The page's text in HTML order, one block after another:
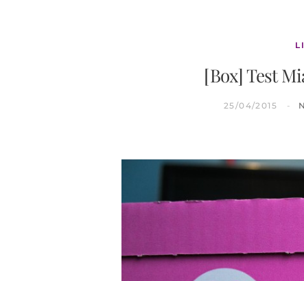
[Box] Test
25/04/2015